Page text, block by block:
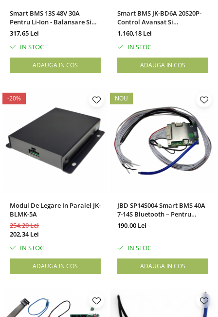
Smart BMS 13S 48V 30A
Pentru Li-Ion - Balansare Si
Conectivitate Bluetooth
317,65 Lei
IN STOC
ADAUGA IN COS
Smart BMS JK-BD6A 20S20P-
Control Avansat Si
Durabilitate Pentru Sistemele
1.160,18 Lei
IN STOC
ADAUGA IN COS
-20%
Modul De Legare In Paralel JK-
BLMK-5A
254,20 Lei
202,34 Lei
IN STOC
ADAUGA IN COS
NOU
JBD SP14S004 Smart BMS 40A
7-14S Bluetooth – Pentru
Baterii Li-Ion / LiFePO₄
190,00 Lei
IN STOC
ADAUGA IN COS